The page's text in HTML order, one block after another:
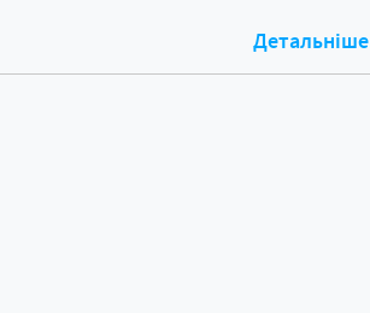
Детальніше